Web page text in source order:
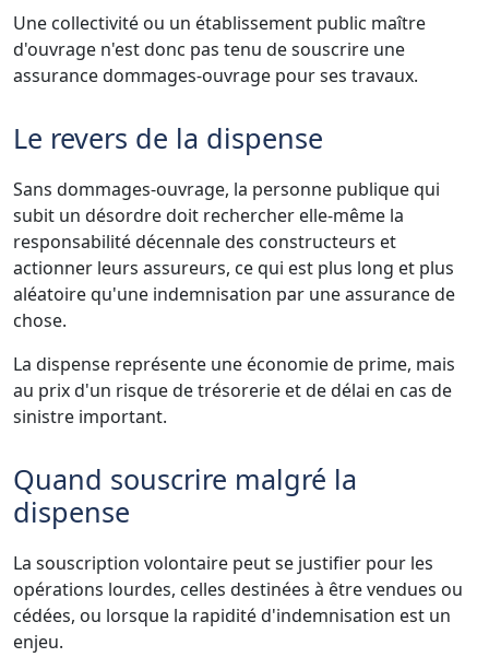
Une collectivité ou un établissement public maître
d'ouvrage n'est donc pas tenu de souscrire une
assurance dommages-ouvrage pour ses travaux.
Le revers de la dispense
Sans dommages-ouvrage, la personne publique qui
subit un désordre doit rechercher elle-même la
responsabilité décennale des constructeurs et
actionner leurs assureurs, ce qui est plus long et plus
aléatoire qu'une indemnisation par une assurance de
chose.
La dispense représente une économie de prime, mais
au prix d'un risque de trésorerie et de délai en cas de
sinistre important.
Quand souscrire malgré la
dispense
La souscription volontaire peut se justifier pour les
opérations lourdes, celles destinées à être vendues ou
cédées, ou lorsque la rapidité d'indemnisation est un
enjeu.